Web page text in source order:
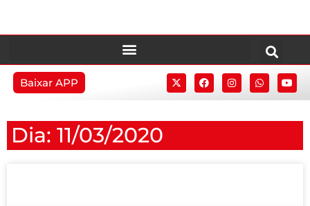
Baixar APP
Dia: 11/03/2020